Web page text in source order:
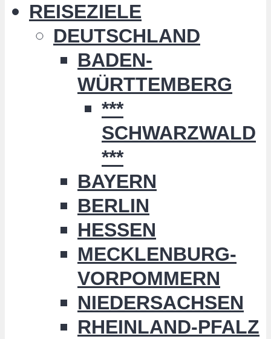
REISEZIELE
DEUTSCHLAND
BADEN-
WÜRTTEMBERG
***
SCHWARZWALD
***
BAYERN
BERLIN
HESSEN
MECKLENBURG-
VORPOMMERN
NIEDERSACHSEN
RHEINLAND-PFALZ